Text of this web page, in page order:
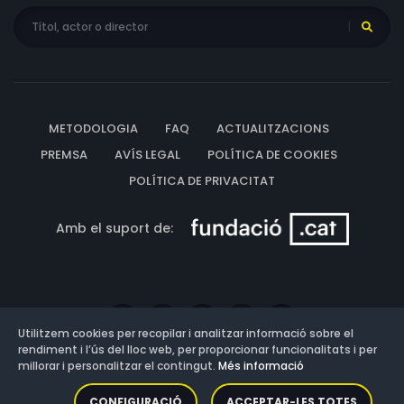
METODOLOGIA FAQ
ACTUALITZACIONS
PREMSA
AVÍS LEGAL
POLÍTICA DE COOKIES
POLÍTICA DE PRIVACITAT
Amb el suport de:
Versió: 3.13.0.202607011342
Utilitzem cookies per recopilar i analitzar informació sobre el
rendiment i l’ús del lloc web, per proporcionar funcionalitats i per
millorar i personalitzar el contingut. Més informació